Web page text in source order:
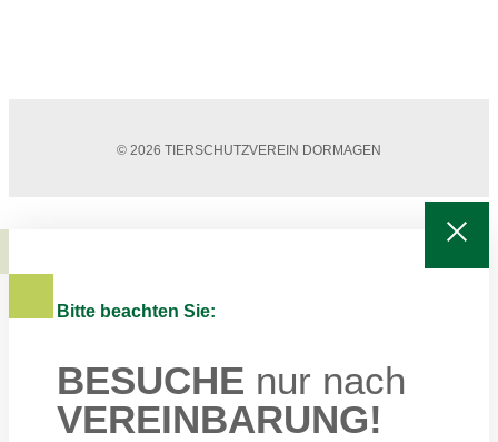
© 2026 TIERSCHUTZVEREIN DORMAGEN
Bitte beachten Sie:
BESUCHE nur nach
VEREINBARUNG!